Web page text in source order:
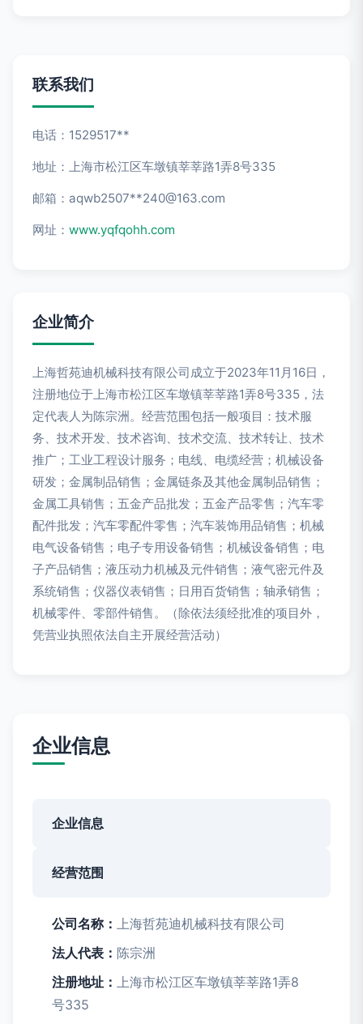
联系我们
电话：1529517**
地址：上海市松江区车墩镇莘莘路1弄8号335
邮箱：aqwb2507**240@163.com
网址： www.yqfqohh.com
企业简介
上海哲苑迪机械科技有限公司成立于2023年11月16日，
注册地位于上海市松江区车墩镇莘莘路1弄8号335，法
定代表人为陈宗洲。经营范围包括一般项目：技术服
务、技术开发、技术咨询、技术交流、技术转让、技术
推广；工业工程设计服务；电线、电缆经营；机械设备
研发；金属制品销售；金属链条及其他金属制品销售；
金属工具销售；五金产品批发；五金产品零售；汽车零
配件批发；汽车零配件零售；汽车装饰用品销售；机械
电气设备销售；电子专用设备销售；机械设备销售；电
子产品销售；液压动力机械及元件销售；液气密元件及
系统销售；仪器仪表销售；日用百货销售；轴承销售；
机械零件、零部件销售。（除依法须经批准的项目外，
凭营业执照依法自主开展经营活动）
企业信息
企业信息
经营范围
公司名称： 上海哲苑迪机械科技有限公司
法人代表： 陈宗洲
注册地址： 上海市松江区车墩镇莘莘路1弄8
号335